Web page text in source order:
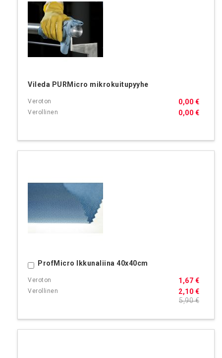
Vileda PURMicro mikrokuitupyyhe
0,00 €
0,00 €
ProfMicro Ikkunaliina 40x40cm
2,10 €
1,67 €
5,90 €
Ostoskoriin